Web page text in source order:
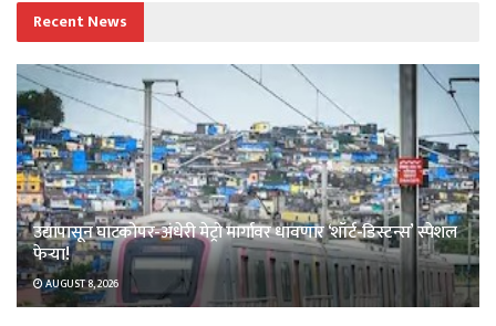
Recent News
उद्यापासून घाटकोपर-अंधेरी मेट्रो मार्गावर धावणार ‘शॉर्ट-डिस्टन्स’ स्पेशल
फेऱ्या!
AUGUST 8, 2026